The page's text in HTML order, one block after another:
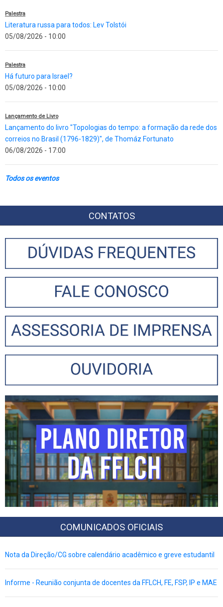
Palestra
Literatura russa para todos: Lev Tolstói
05/08/2026 - 10:00
Palestra
Há futuro para Israel?
05/08/2026 - 10:00
Lançamento de Livro
Lançamento do livro "Topologias do tempo: a formação da rede dos
correios no Brasil (1796-1829)", de Thomáz Fortunato
06/08/2026 - 17:00
Todos os eventos
CONTATOS
COMUNICADOS OFICIAIS
Nota da Direção/CG sobre calendário acadêmico e greve estudantil
Informe - Reunião conjunta de docentes da FFLCH, FE, FSP, IP e MAE